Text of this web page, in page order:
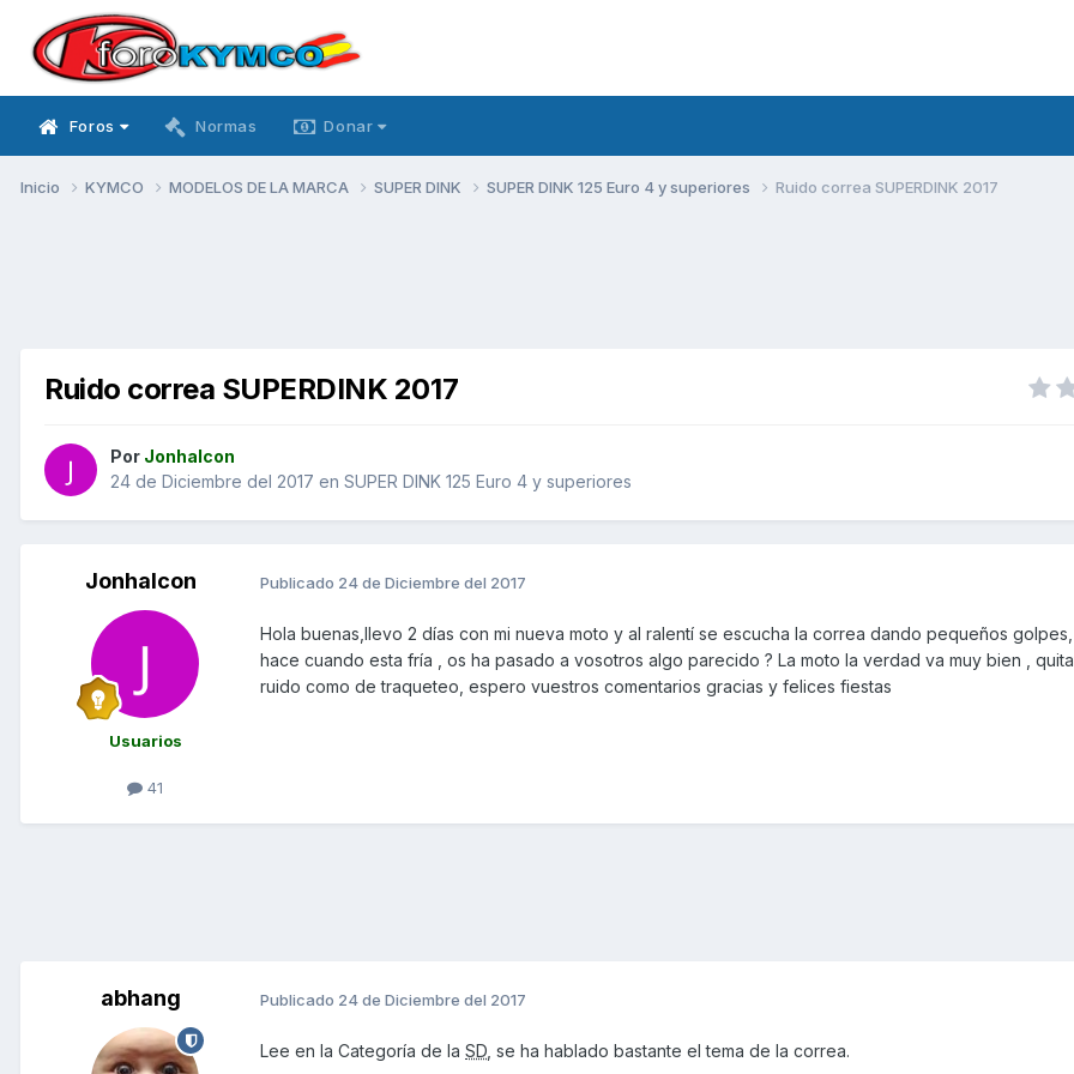
Foros Normas Donar
Inicio KYMCO MODELOS DE LA MARCA SUPER DINK SUPER DINK 125 Euro 4 y superiores Ruido correa SUPERDINK 2017
Ruido correa SUPERDINK 2017
Por Jonhalcon
24 de Diciembre del 2017 en SUPER DINK 125 Euro 4 y superiores
Jonhalcon
Usuarios
41
Publicado 24 de Diciembre del 2017
Hola buenas,llevo 2 días con mi nueva moto y al ralentí se escucha la correa dando pequeños
hace cuando esta fría , os ha pasado a vosotros algo parecido ? La moto la verdad va muy bien ,
ruido como de traqueteo, espero vuestros comentarios gracias y felices fiestas
abhang Publicado 24 de Diciembre del 2017
Lee en la Categoría de la SD , se ha hablado bastante el tema de la correa.